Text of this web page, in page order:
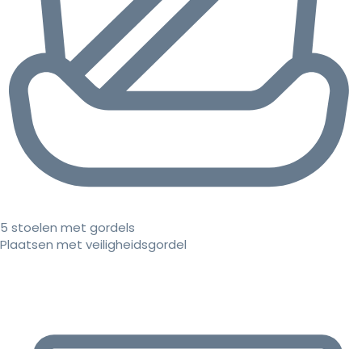
5 stoelen met gordels
Plaatsen met veiligheidsgordel